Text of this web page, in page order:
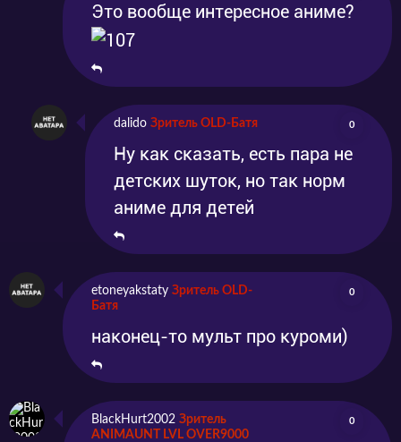
Это вообще интересное аниме?
dalido Зритель OLD-Батя 0
Ну как сказать, есть пара не
детских шуток, но так норм
аниме для детей
etoneyakstaty Зритель OLD-
Батя
0
наконец-то мульт про куроми)
BlackHurt2002 Зритель
ANIMAUNT LVL OVER9000
0